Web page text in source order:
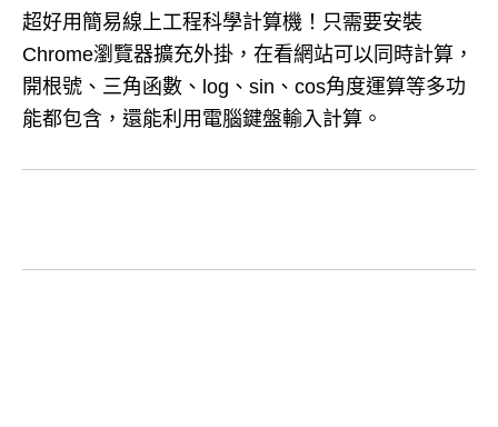
超好用簡易線上工程科學計算機！只需要安裝
Chrome瀏覽器擴充外掛，在看網站可以同時計算，
開根號、三角函數、log、sin、cos角度運算等多功
能都包含，還能利用電腦鍵盤輸入計算。